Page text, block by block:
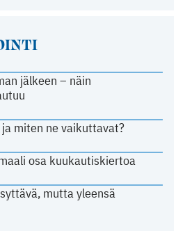
jälkeen – näin
miten ne vaikuttavat?
osa kuukautiskiertoa
mutta yleensä